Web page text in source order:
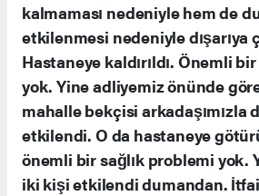
kalmaması nedeniyle hem de
etkilenmesi nedeniyle dışarıya
Hastaneye kaldırıldı. Önemli
yok. Yine adliyemiz önünde
mahalle bekçisi arkadaşımızla
etkilendi. O da hastaneye
önemli bir sağlık problemi yok.
iki kişi etkilendi dumandan.